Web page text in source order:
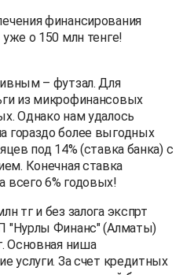
финансирования
о 150 млн тенге!
– футзал. Для
из микрофинансовых
Однако нам удалось
гораздо более выгодных
под 14% (ставка банка) с
Конечная ставка
всего 6% годовых!
тг и без залога экспрт
"Нурлы Финанс" (Алматы)
Основная ниша
услуги. За счет кредитных